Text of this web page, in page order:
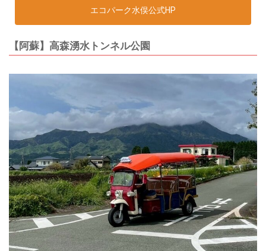
エコパーク水俣公式HP
【阿蘇】高森湧水トンネル公園